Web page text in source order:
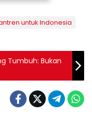
untuk Indonesia
Tumbuh: Bukan